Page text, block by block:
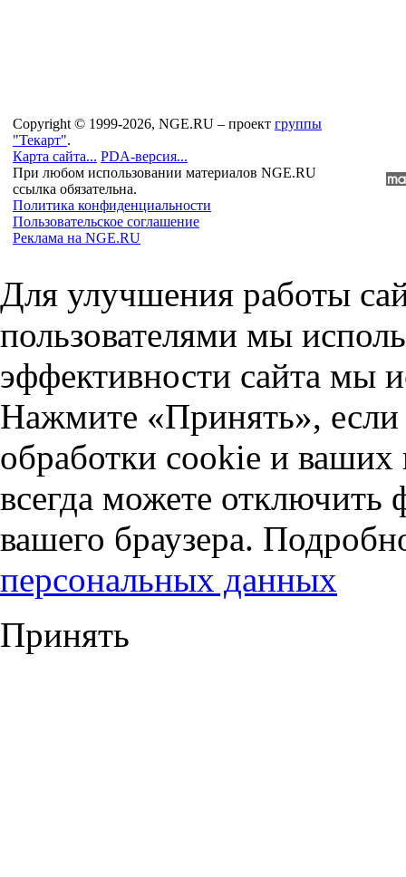
Copyright © 1999-2026, NGE.RU – проект группы
"Текарт".
Карта сайта... PDA-версия...
При любом использовании материалов NGE.RU
ссылка обязательна.
Политика конфиденциальности
Пользовательское соглашение
Реклама на NGE.RU
Для улучшения работы
пользователями мы
эффективности сайта мы
Нажмите «Принять», если
обработки cookie и
всегда можете отключить
вашего браузера.
персональных данных
Принять